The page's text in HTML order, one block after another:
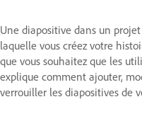
Une diapositive dans un
laquelle vous créez votre
que vous souhaitez que les
explique comment ajouter,
verrouiller les diapositives de